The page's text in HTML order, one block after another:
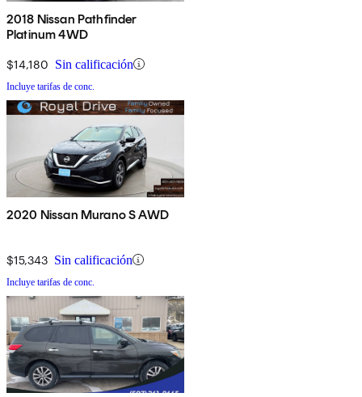
2018 Nissan Pathfinder
Platinum 4WD
$14,180 Sin calificación
Incluye tarifas de conc.
2020 Nissan Murano S AWD
$15,343 Sin calificación
Incluye tarifas de conc.